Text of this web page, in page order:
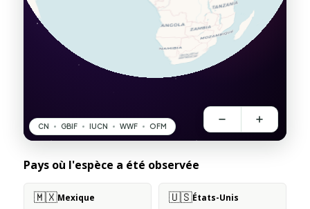
Pays où l'espèce a été observée
🇲🇽Mexique 🇺🇸États-Unis